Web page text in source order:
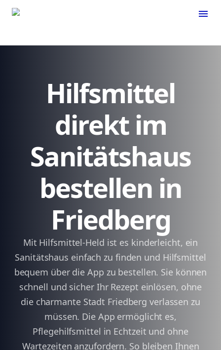
menu
Hilfsmittel
direkt im
Sanitätshaus
bestellen in
Friedberg
Mit Hilfsmittel-Held ist es kinderleicht, ein
Sanitätshaus einfach zu finden und Hilfsmittel
bequem über die App zu bestellen. Sie können
schnell und sicher Ihr Rezept einlösen, ohne
die charmante Stadt Friedberg verlassen zu
müssen. Die App ermöglicht es,
Pflegehilfsmittel in Echtzeit und ohne
Wartezeiten anzufordern. So bleiben Ihnen